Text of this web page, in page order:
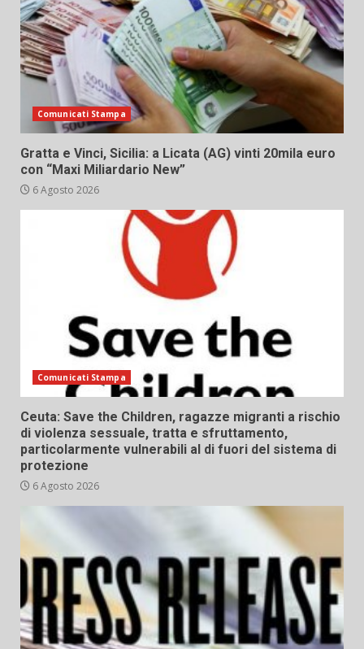
Comunicati Stampa
Gratta e Vinci, Sicilia: a Licata (AG) vinti 20mila euro
con “Maxi Miliardario New”
6 Agosto 2026
Comunicati Stampa
Ceuta: Save the Children, ragazze migranti a rischio
di violenza sessuale, tratta e sfruttamento,
particolarmente vulnerabili al di fuori del sistema di
protezione
6 Agosto 2026